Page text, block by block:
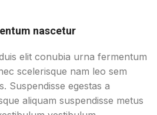
nascetur
elit conubia urna fermentum
scelerisque nam leo sem
Suspendisse egestas a
aliquam suspendisse metus